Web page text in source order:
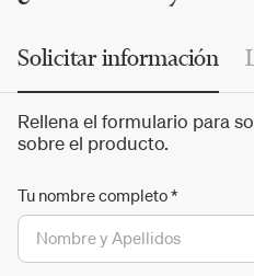
Solicitar información
Rellena el formulario para
sobre el producto.
Tu nombre completo*